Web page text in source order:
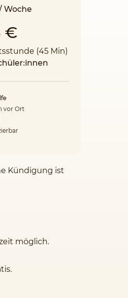
Woche
€
(45 Min)
vor Ort
Kündigung ist
möglich.